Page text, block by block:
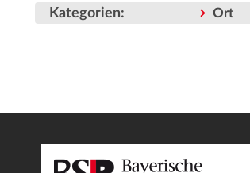
Kategorien: Ort